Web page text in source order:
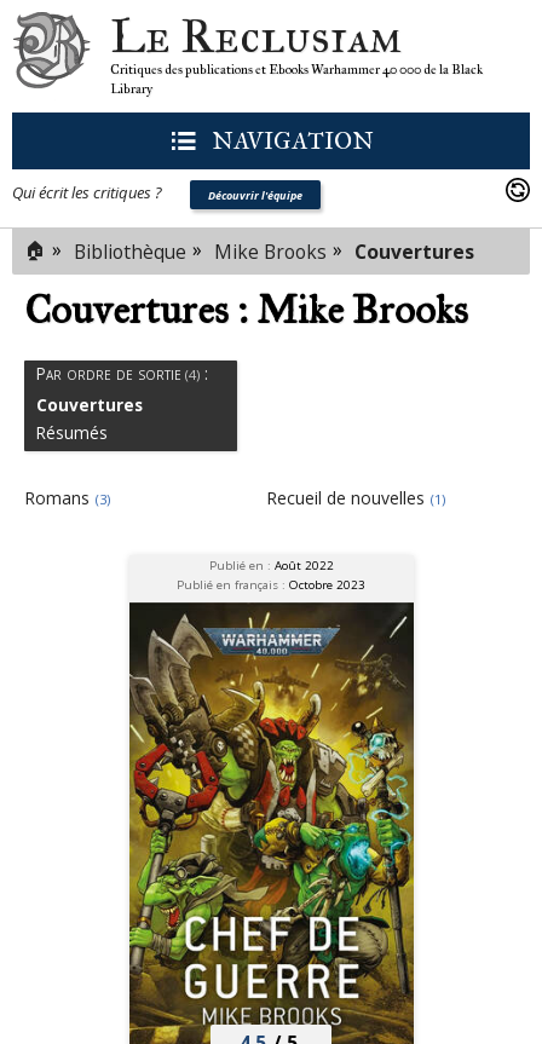
Le Reclusiam
Critiques des publications et Ebooks Warhammer 40 000 de la Black
Library
NAVIGATION
Qui écrit les critiques ? Découvrir l'équipe
🏠 » Bibliothèque » Mike Brooks » Couvertures
Couvertures : Mike Brooks
Par ordre de sortie (4) :
Couvertures
Résumés
Romans (3) Recueil de nouvelles (1)
Publié en : Août 2022
Publié en français : Octobre 2023